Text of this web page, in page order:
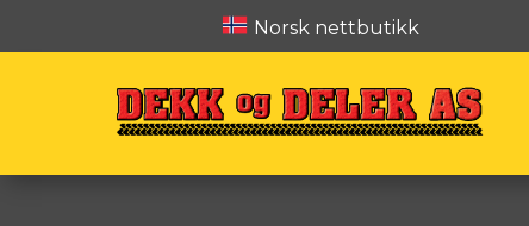
Norsk nettbutikk